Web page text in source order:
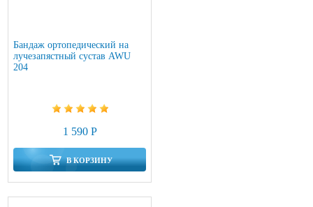
Бандаж ортопедический на
лучезапястный сустав AWU
204
1 590 Р
В КОРЗИНУ